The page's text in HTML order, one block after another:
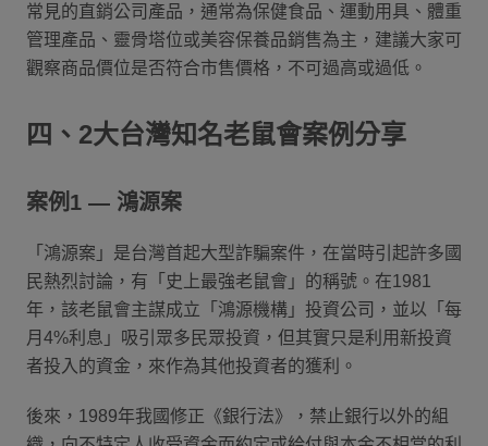
常見的直銷公司產品，通常為保健食品、運動用具、體重
管理產品、靈骨塔位或美容保養品銷售為主，建議大家可
觀察商品價位是否符合市售價格，不可過高或過低。
四、2大台灣知名老鼠會案例分享
案例1 — 鴻源案
「鴻源案」是台灣首起大型詐騙案件，在當時引起許多國
民熱烈討論，有「史上最強老鼠會」的稱號。在1981
年，該老鼠會主謀成立「鴻源機構」投資公司，並以「每
月4%利息」吸引眾多民眾投資，但其實只是利用新投資
者投入的資金，來作為其他投資者的獲利。
後來，1989年我國修正《銀行法》，禁止銀行以外的組